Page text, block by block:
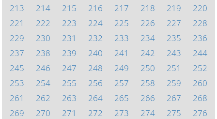
213
214 215 216 217 218 219
220
221
222 223 224 225 226 227
228
229
230 231 232 233 234 235
236
237
238 239 240 241 242 243
244
245
246 247 248 249 250 251
252
253
254 255 256 257 258 259
260
261
262 263 264 265 266 267
268
269
270 271 272 273 274 275
276